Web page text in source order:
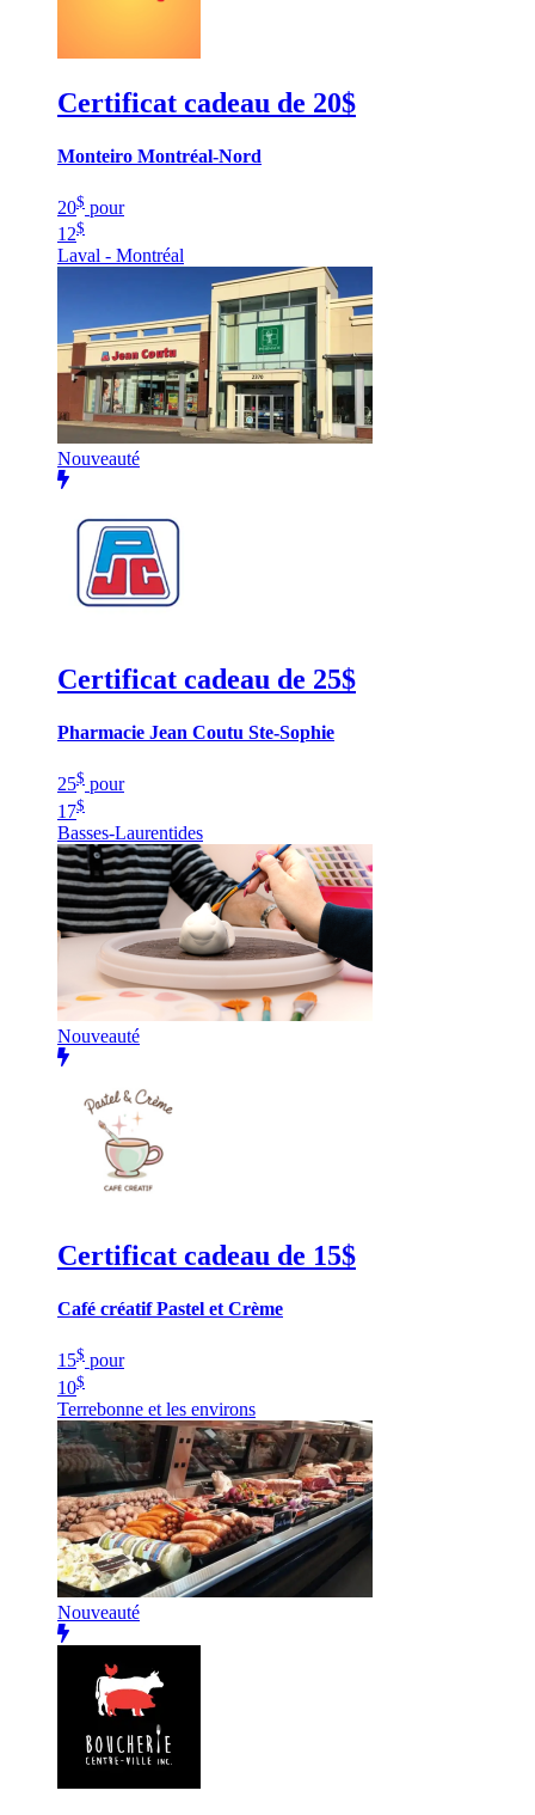
Certificat cadeau de 20$
Monteiro Montréal-Nord
20$ pour
12$
Laval - Montréal
Nouveauté
Certificat cadeau de 25$
Pharmacie Jean Coutu Ste-Sophie
25$ pour
17$
Basses-Laurentides
Nouveauté
Certificat cadeau de 15$
Café créatif Pastel et Crème
15$ pour
10$
Terrebonne et les environs
Nouveauté